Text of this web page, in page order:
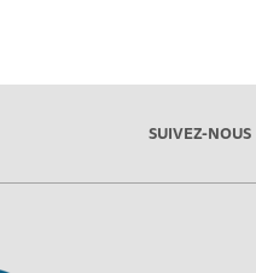
SUIVEZ-NOUS